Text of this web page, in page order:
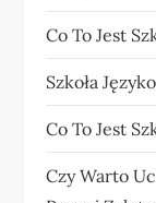
Co To Jest
Szkoła
Co To Jest
Czy Warto